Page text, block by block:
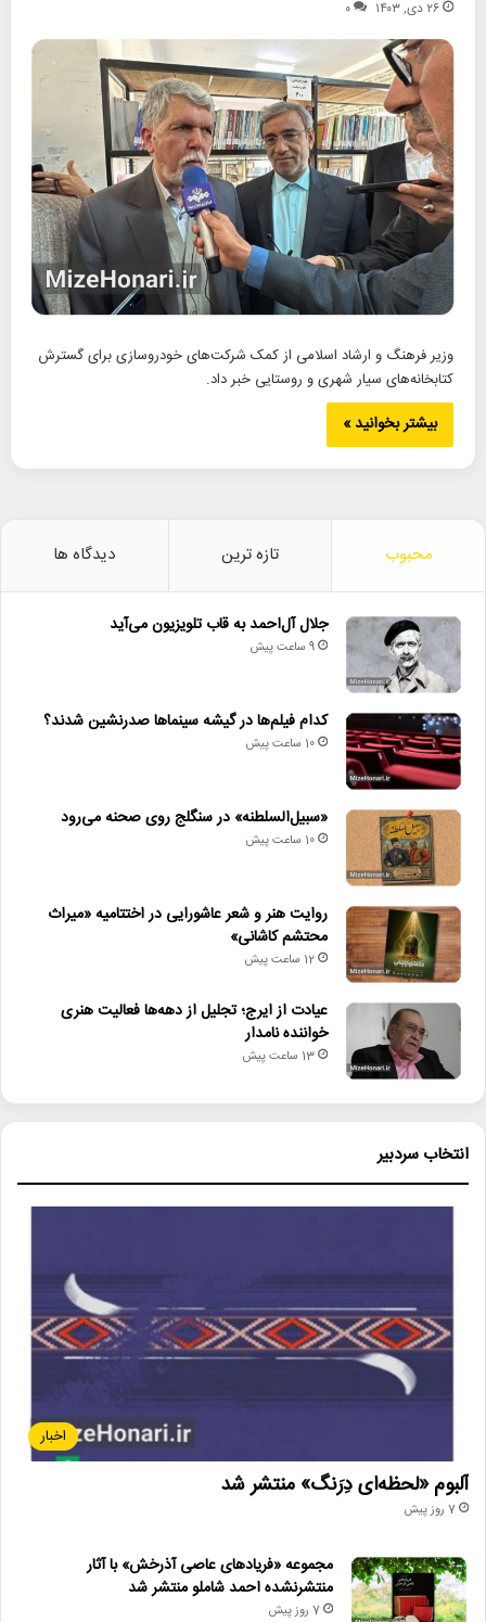
۲۶ دی, ۱۴۰۳ ۰
وزیر فرهنگ و ارشاد اسلامی از کمک شرکت‌های خودروسازی برای گسترش
کتابخانه‌های سیار شهری و روستایی خبر داد.
بیشتر بخوانید »
محبوب تازه ترین دیدگاه ها
جلال آل‌احمد به قاب تلویزیون می‌آید
9 ساعت پیش
کدام فیلم‌ها در گیشه سینماها صدرنشین شدند؟
10 ساعت پیش
«سبیل‌السلطنه» در سنگلج روی صحنه می‌رود
10 ساعت پیش
روایت هنر و شعر عاشورایی در اختتامیه «میراث
محتشم کاشانی»
12 ساعت پیش
عیادت از ایرج؛ تجلیل از دهه‌ها فعالیت هنری
خواننده نامدار
13 ساعت پیش
انتخاب سردبیر
اخبار
آلبوم «لحظه‌ای دِرَنگ» منتشر شد
7 روز پیش
مجموعه «فریادهای عاصی آذرخش» با آثار
منتشرنشده احمد شاملو منتشر شد
7 روز پیش